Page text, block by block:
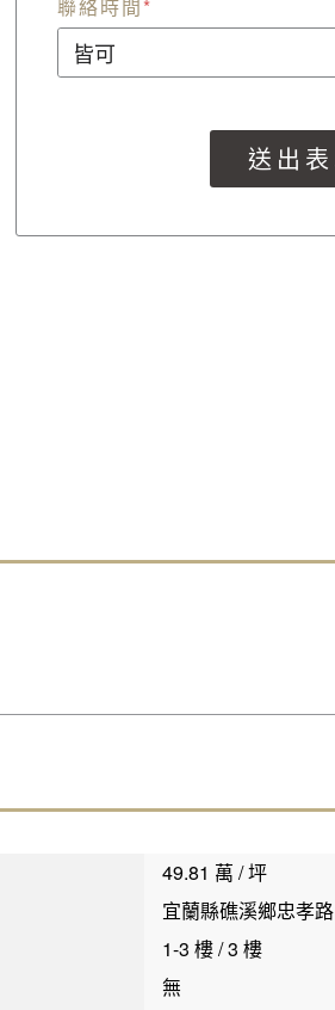
聯絡時間 *
49.81 萬 / 坪
宜蘭縣礁溪鄉忠孝路
1-3 樓 / 3 樓
無